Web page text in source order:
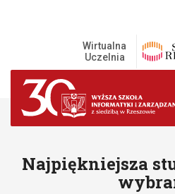
Wirtualna
Uczelnia
Najpiękniejsza